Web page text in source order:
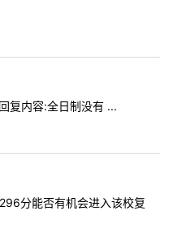
复内容:全日制没有 ...
分能否有机会进入该校复